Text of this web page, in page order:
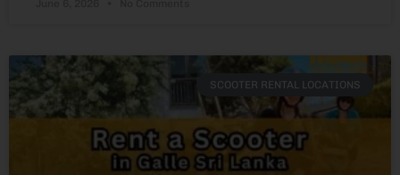
SCOOTER RENTAL LOCATIONS